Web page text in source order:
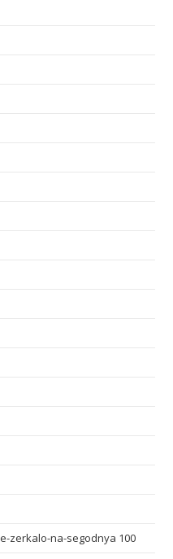
zerkalo-na-segodnya 100